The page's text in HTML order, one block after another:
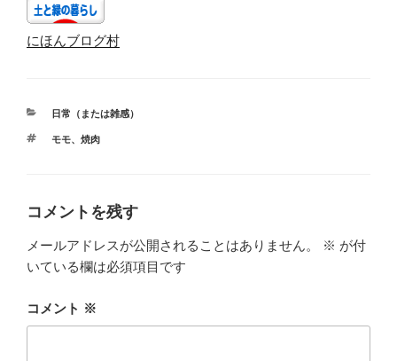
にほんブログ村
カ
ゴ
日常（または雑感）
タ
モモ、 焼肉
コメントを残す
メールアドレスが公開されることはありません。 ※ が付
いている欄は必須項目です
コメント ※